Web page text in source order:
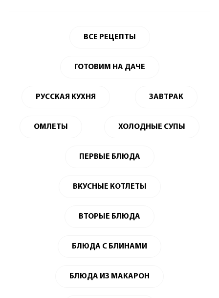
ВСЕ РЕЦЕПТЫ
ГОТОВИМ НА ДАЧЕ
РУССКАЯ КУХНЯ ЗАВТРАК
ОМЛЕТЫ ХОЛОДНЫЕ СУПЫ
ПЕРВЫЕ БЛЮДА
ВКУСНЫЕ КОТЛЕТЫ
ВТОРЫЕ БЛЮДА
БЛЮДА С БЛИНАМИ
БЛЮДА ИЗ МАКАРОН